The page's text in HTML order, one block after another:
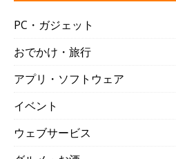
PC・ガジェット
おでかけ・旅行
アプリ・ソフトウェア
イベント
ウェブサービス